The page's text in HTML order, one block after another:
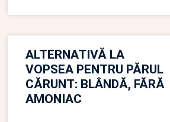
ALTERNATIVĂ LA
VOPSEA PENTRU PĂRUL
CĂRUNT: BLÂNDĂ, FĂRĂ
AMONIAC